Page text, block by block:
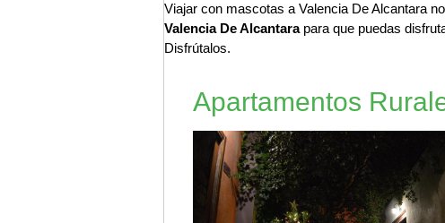
Viajar con mascotas a Valencia De Alcantara
Valencia De Alcantarapara que puedas
Disfrútalos.
Apartamentos